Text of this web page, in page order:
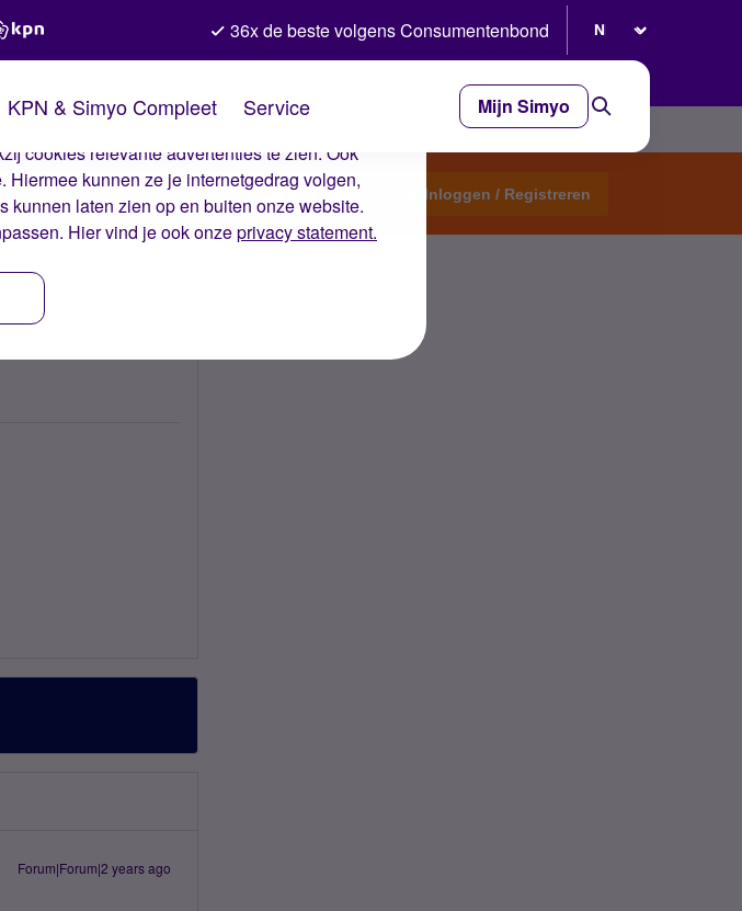
cookies zorgen wij ervoor dat je ervaring op de
cookies relevante advertenties te zien. Ook
kunnen ze je internetgedrag volgen,
kunnen laten zien op en buiten onze website.
Hier vind je ook onzeprivacy statement.
36x de beste volgens Consumentenbond
KPN & Simyo Compleet Service Mijn Simyo
Start een topic Inloggen / Registreren
Forum|Forum|2 years ago